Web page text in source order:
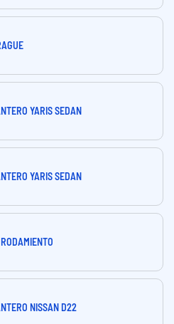
YARIS SEDAN
YARIS SEDAN
NISSAN D22